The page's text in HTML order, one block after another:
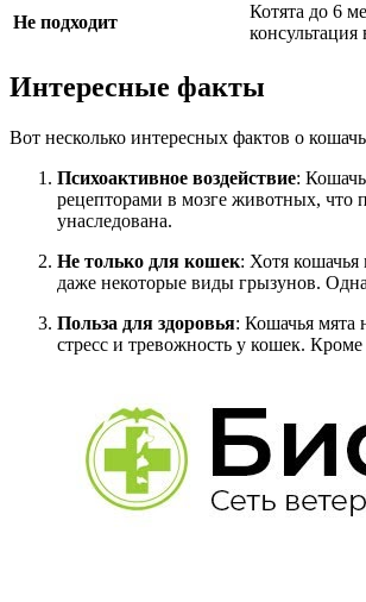
Не подходит
Котята до 6
консультация
Интересные факты
Вот несколько интересных фактов о
Психоактивное воздействие:
рецепторами в мозге животных, что
унаследована.
Не только для кошек: Хотя
даже некоторые виды грызунов.
Польза для здоровья: Кошачья мята
стресс и тревожность у кошек.